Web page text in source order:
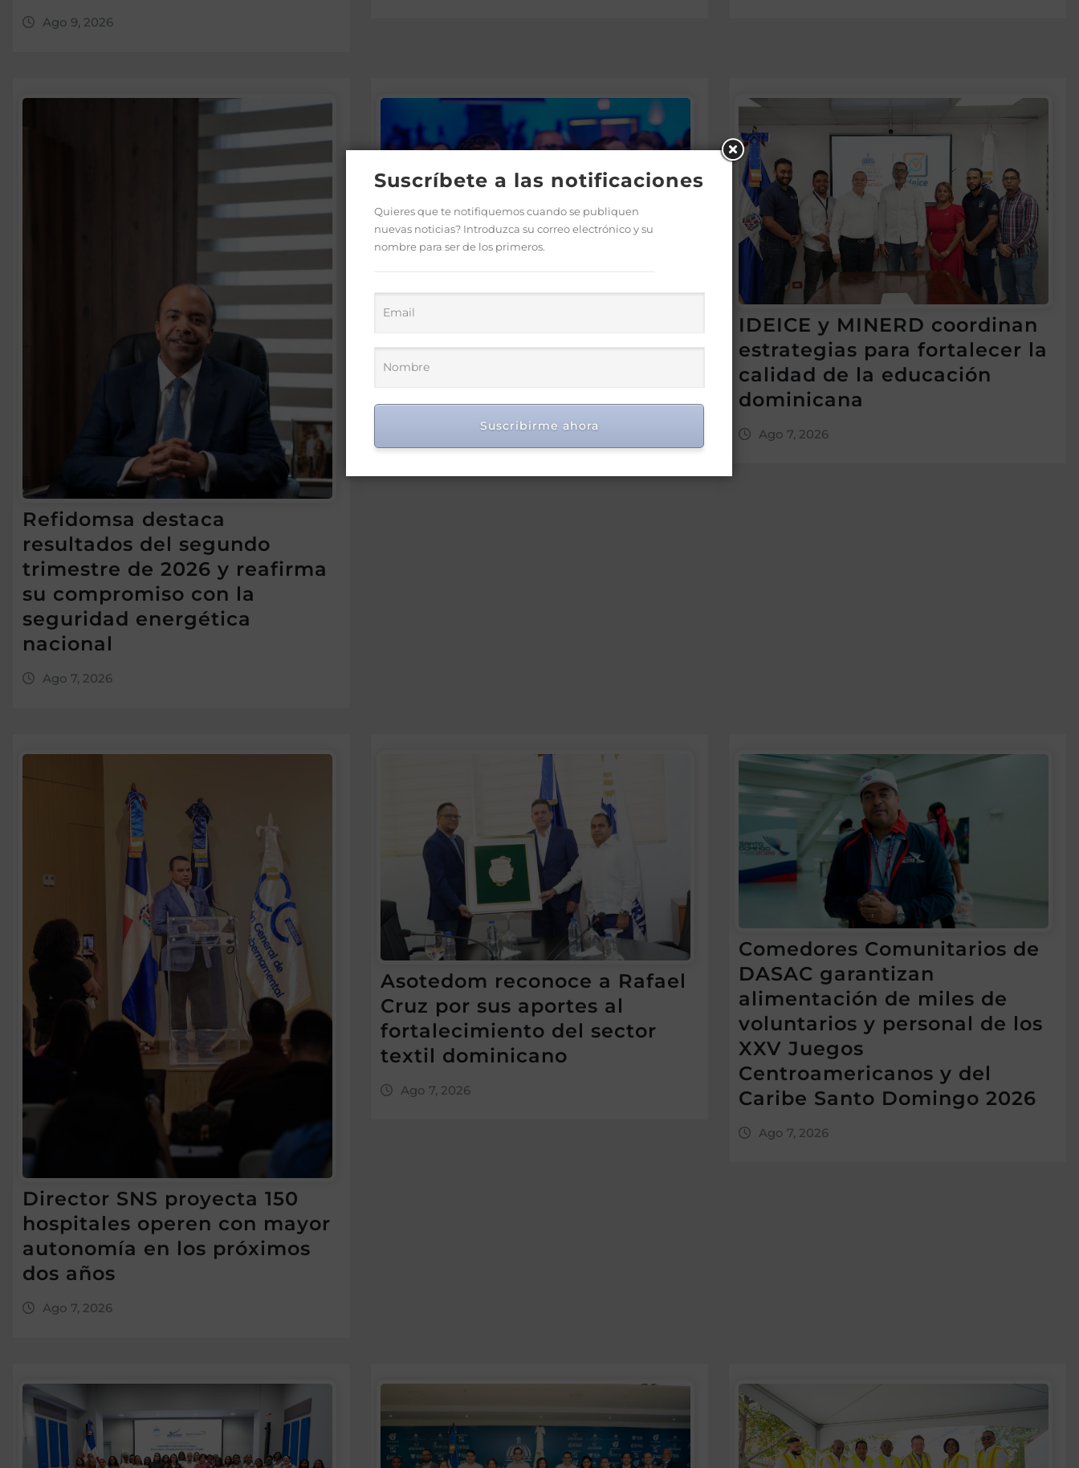
Ago 9, 2026
Refidomsa destaca
resultados del segundo
trimestre de 2026 y reafirma
su compromiso con la
seguridad energética
nacional
Ago 7, 2026
Víctor de Aza participa en el
impulsar una visión de
nacional
Ago 7, 2026
IDEICE y MINERD coordinan
estrategias para fortalecer la
calidad de la educación
dominicana
Ago 7, 2026
Director SNS proyecta 150
hospitales operen con mayor
autonomía en los próximos
dos años
Ago 7, 2026
Asotedom reconoce a Rafael
Cruz por sus aportes al
fortalecimiento del sector
textil dominicano
Ago 7, 2026
Comedores Comunitarios de
DASAC garantizan
alimentación de miles de
voluntarios y personal de los
XXV Juegos
Centroamericanos y del
Caribe Santo Domingo 2026
Ago 7, 2026
Suscríbete a las notificaciones
Quieres que te notifiquemos cuando se publiquen
nuevas noticias? Introduzca su correo electrónico y su
nombre para ser de los primeros.
Suscribirme ahora